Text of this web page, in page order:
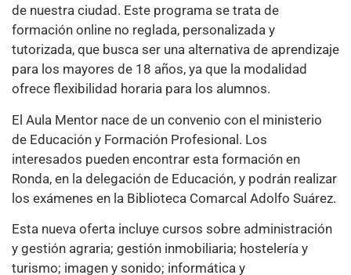
de nuestra ciudad. Este programa se trata de
formación online no reglada, personalizada y
tutorizada, que busca ser una alternativa de aprendizaje
para los mayores de 18 años, ya que la modalidad
ofrece flexibilidad horaria para los alumnos.
El Aula Mentor nace de un convenio con el ministerio
de Educación y Formación Profesional. Los
interesados pueden encontrar esta formación en
Ronda, en la delegación de Educación, y podrán realizar
los exámenes en la Biblioteca Comarcal Adolfo Suárez.
Esta nueva oferta incluye cursos sobre administración
y gestión agraria; gestión inmobiliaria; hostelería y
turismo; imagen y sonido; informática y